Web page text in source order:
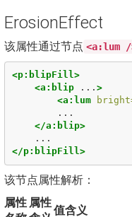
ErosionEffect
该属性通过节点 <a:lum /
<p:blipFill>
<a:blip
... >
<a:lum
</a:blip>
</p:blipFill>
该节点属性解析：
属性 属性
值含义